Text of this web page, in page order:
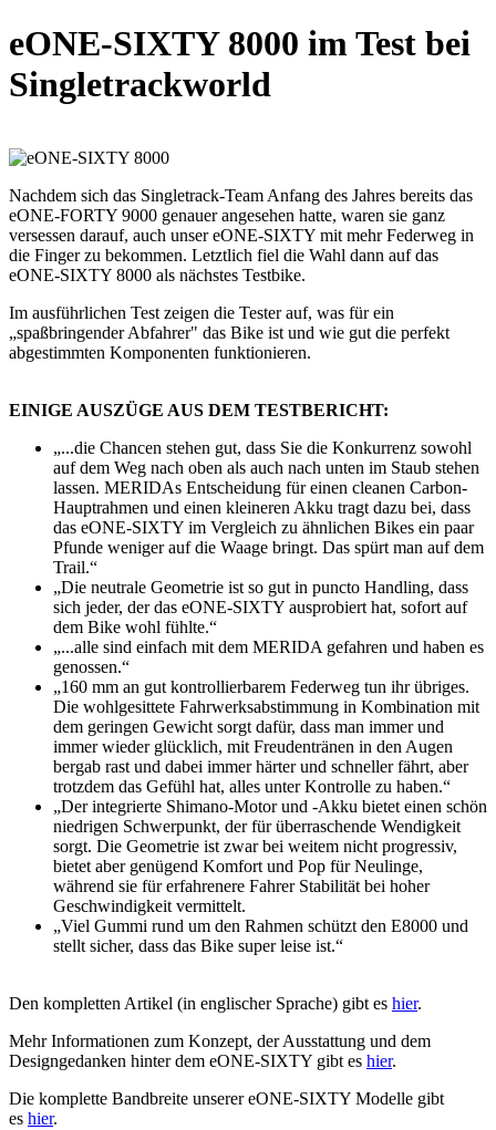
eONE-SIXTY 8000 im Test bei
Singletrackworld
Nachdem sich das Singletrack-Team Anfang des Jahres bereits das
eONE-FORTY 9000 genauer angesehen hatte, waren sie ganz
versessen darauf, auch unser eONE-SIXTY mit mehr Federweg in
die Finger zu bekommen. Letztlich fiel die Wahl dann auf das
eONE-SIXTY 8000 als nächstes Testbike.
Im ausführlichen Test zeigen die Tester auf, was für ein
„spaßbringender Abfahrer" das Bike ist und wie gut die perfekt
abgestimmten Komponenten funktionieren.
EINIGE AUSZÜGE AUS DEM TESTBERICHT:
„...die Chancen stehen gut, dass Sie die Konkurrenz sowohl
auf dem Weg nach oben als auch nach unten im Staub stehen
lassen. MERIDAs Entscheidung für einen cleanen Carbon-
Hauptrahmen und einen kleineren Akku tragt dazu bei, dass
das eONE-SIXTY im Vergleich zu ähnlichen Bikes ein paar
Pfunde weniger auf die Waage bringt. Das spürt man auf dem
Trail.“
„Die neutrale Geometrie ist so gut in puncto Handling, dass
sich jeder, der das eONE-SIXTY ausprobiert hat, sofort auf
dem Bike wohl fühlte.“
„...alle sind einfach mit dem MERIDA gefahren und haben es
genossen.“
„160 mm an gut kontrollierbarem Federweg tun ihr übriges.
Die wohlgesittete Fahrwerksabstimmung in Kombination mit
dem geringen Gewicht sorgt dafür, dass man immer und
immer wieder glücklich, mit Freudentränen in den Augen
bergab rast und dabei immer härter und schneller fährt, aber
trotzdem das Gefühl hat, alles unter Kontrolle zu haben.“
„Der integrierte Shimano-Motor und -Akku bietet einen schön
niedrigen Schwerpunkt, der für überraschende Wendigkeit
sorgt. Die Geometrie ist zwar bei weitem nicht progressiv,
bietet aber genügend Komfort und Pop für Neulinge,
während sie für erfahrenere Fahrer Stabilität bei hoher
Geschwindigkeit vermittelt.
„Viel Gummi rund um den Rahmen schützt den E8000 und
stellt sicher, dass das Bike super leise ist.“
Den kompletten Artikel (in englischer Sprache) gibt es hier.
Mehr Informationen zum Konzept, der Ausstattung und dem
Designgedanken hinter dem eONE-SIXTY gibt es hier.
Die komplette Bandbreite unserer eONE-SIXTY Modelle gibt
es hier.